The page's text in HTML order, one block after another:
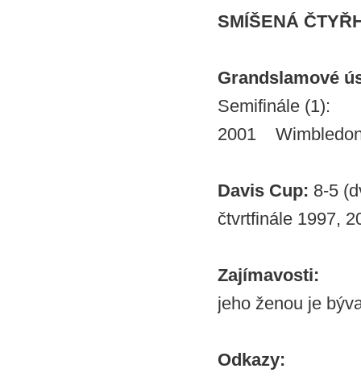
SMÍŠENÁ
Grandslamové
Semifinále (1):
2001
Davis Cup: 8-5
čtvrtfinále 1997,
Zajímavosti:
jeho ženou je
Odkazy: